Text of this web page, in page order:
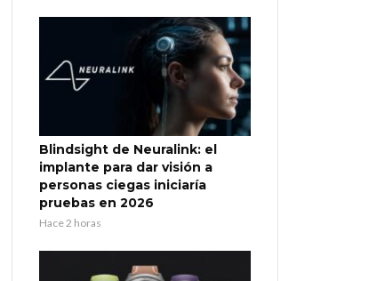
Blindsight de Neuralink: el
implante para dar visión a
personas ciegas iniciaría
pruebas en 2026
Hace 2 horas